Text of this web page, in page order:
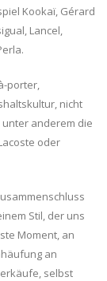
Kookaï, Gérard
Lancel,
porter,
nicht
unter anderem die
oder
Stil, der uns
Moment, an
an
selbst